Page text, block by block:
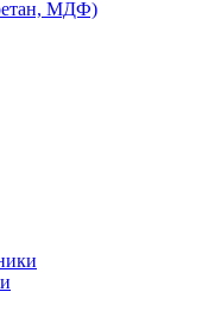
МДФ)